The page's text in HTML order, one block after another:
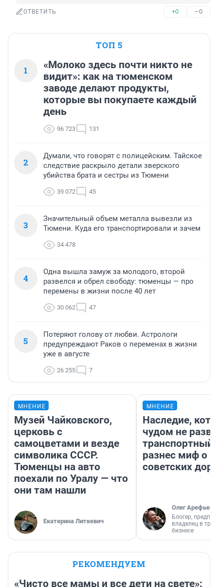
ОТВЕТИТЬ +0 –0
ТОП 5
1
«Молоко здесь почти никто не
видит»: как на тюменском
заводе делают продукты,
которые вы покупаете каждый
день
96 723 131
2
Думали, что говорят с полицейским. Тайское
следствие раскрыло детали зверского
убийства брата и сестры из Тюмени
39 072 45
3
Значительный объем металла вывезли из
Тюмени. Куда его транспортировали и зачем
34 478
4
Одна вышла замуж за молодого, второй
развелся и обрел свободу: тюменцы — про
перемены в жизни после 40 лет
30 062 47
5
Потеряют голову от любви. Астрологи
предупреждают Раков о переменах в жизни
уже в августе
26 255 7
МНЕНИЕ
Музей Чайковского,
церковь с
самоцветами и везде
символика СССР.
Тюменцы на авто
поехали по Уралу — что
они там нашли
Екатерина Литкевич
МНЕНИЕ
Наследие,
чудом не
транспортный
разнес миф о
советских
Олег Арефьев
Блогер,
владелец в
бизнесе
РЕКОМЕНДУЕМ
«Чисто все мамы и все дети на свете»: